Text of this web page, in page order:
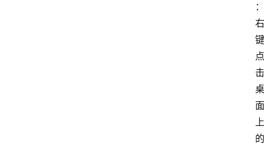
：
右
键
点
击
桌
面
上
的